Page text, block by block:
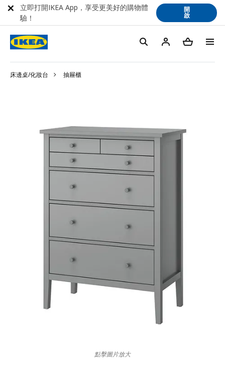
床邊桌/化妝台 抽屜櫃
點擊圖片放大
立即打開IKEA App，享受更美好的購物體
驗！
開
啟